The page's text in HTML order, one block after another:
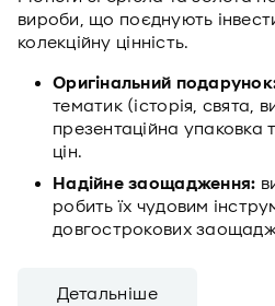
вироби, що поєднують
колекційну цінність.
Оригінальний
тематик (історія, свята,
презентаційна упаковка
цін.
Надійне заощадження:
робить їх чудовим
довгострокових
Детальніше